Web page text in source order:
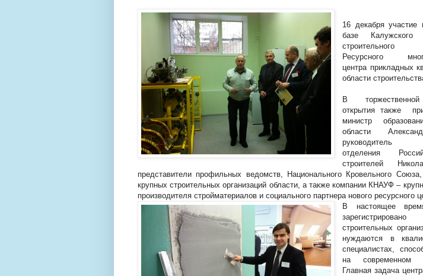
16 декабря участие
базе Калужского
строительного
Ресурсного
центра прикладных
области
В
открытия также
министр
области
руководитель
отделения
строителей
представители профильных ведомств, Национального Кровельного Союза,
крупных строительных организаций области, а также компании КНАУФ –
производителя стройматериалов и социального партнера нового ресурсного
В настоящее
строительных
нуждаются в
специалистах,
на современном
Главная задача